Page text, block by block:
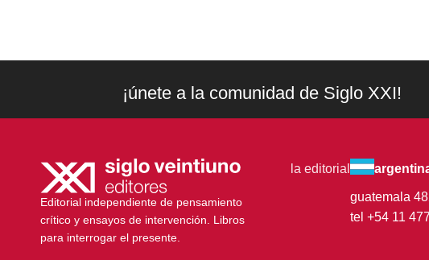
¡únete a la comunidad de Siglo XXI!
Editorial independiente de pensamiento
crítico y ensayos de intervención. Libros
para interrogar el presente.
la editorial
guatemala
tel +54 11